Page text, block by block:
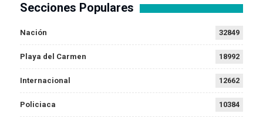
Secciones Populares
Nación 32849
Playa del Carmen 18992
Internacional 12662
Policiaca 10384